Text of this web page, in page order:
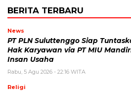
BERITA TERBARU
News
PT PLN Suluttenggo Siap
Hak Karyawan via PT MIU
Insan Usaha
Rabu, 5 Agu 2026 - 22:16 WITA
Religi